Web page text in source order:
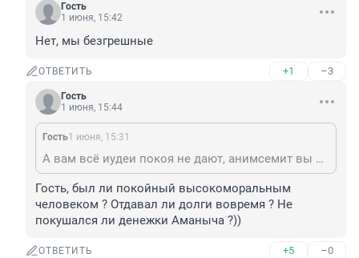
Гость
1 июня, 15:42
Нет, мы безгрешные
ОТВЕТИТЬ +1 –3
Гость
1 июня, 15:44
Гость1 июня, 15:31
А вам всё иудеи покоя не дают, анимсемит вы наш
Гость, был ли покойный высокоморальным
человеком ? Отдавал ли долги вовремя ? Не
покушался ли денежки Аманыча ?))
ОТВЕТИТЬ +5 –0